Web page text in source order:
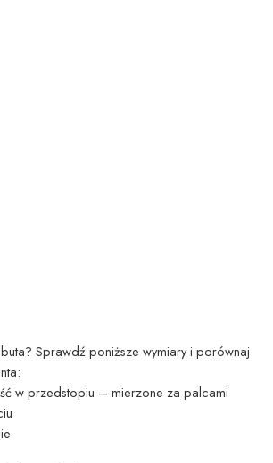
buta? Sprawdź poniższe wymiary i porównaj
w przedstopiu – mierzone za palcami